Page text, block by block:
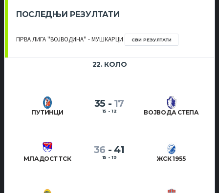
ПОСЛЕДЊИ РЕЗУЛТАТИ
ПРВА ЛИГА ''ВОЈВОДИНА'' - МУШКАРЦИ СВИ РЕЗУЛТАТИ
22. КОЛО
ПУТИНЦИ
35 - 17
15 - 12 ВОЈВОДА СТЕПА
МЛАДОСТ ТСК
36 - 41
15 - 19 ЖСК 1955